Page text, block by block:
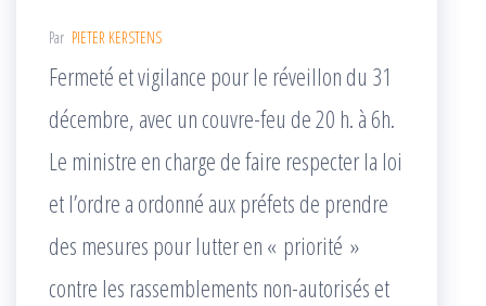
Par PIETER KERSTENS
Fermeté et vigilance pour le réveillon du 31
décembre, avec un couvre-feu de 20 h. à 6h.
Le ministre en charge de faire respecter la loi
et l’ordre a ordonné aux préfets de prendre
des mesures pour lutter en « priorité »
contre les rassemblements non-autorisés et